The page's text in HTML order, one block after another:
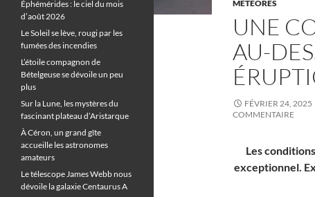
MÉTÉORES
UNE
AU-
FÉVRIER 24, 2025
COMMENTAIRE
Les
exceptionnel.
Éphémérides : le ciel du mois
d’août 2026
Le Soleil se lève, rougi par les
fumées des incendies
L’étoile compagnon de
Bételgeuse se dévoile un peu
plus
Sur la Lune, les mystères du
fascinant plateau d’Aristarque
À Céron, un grand gîte
accueille les astronomes
amateurs
Le télescope James Webb nous
dévoile la galaxie Centaurus A